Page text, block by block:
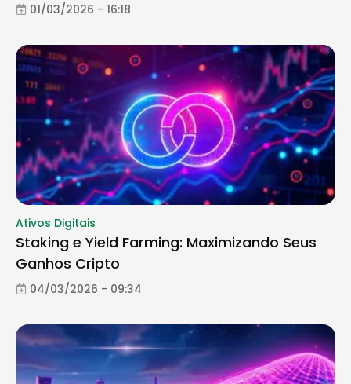
01/03/2026 - 16:18
Ativos Digitais
Staking e Yield Farming: Maximizando Seus
Ganhos Cripto
04/03/2026 - 09:34